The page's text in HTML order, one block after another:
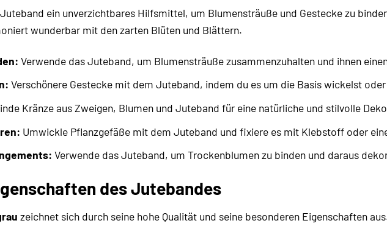
ein unverzichtbares Hilfsmittel, um Blumensträuße und Gestecke zu
wunderbar mit den zarten Blüten und Blättern.
Verwende das Juteband, um Blumensträuße zusammenzuhalten und ihnen
Verschönere Gestecke mit dem Juteband, indem du es um die Basis wickelst
Kränze aus Zweigen, Blumen und Juteband für eine natürliche und stilvolle
Umwickle Pflanzgefäße mit dem Juteband und fixiere es mit Klebstoff oder
Verwende das Juteband, um Trockenblumen zu binden und daraus
des Jutebandes
zeichnet sich durch seine hohe Qualität und seine besonderen Eigenschaften